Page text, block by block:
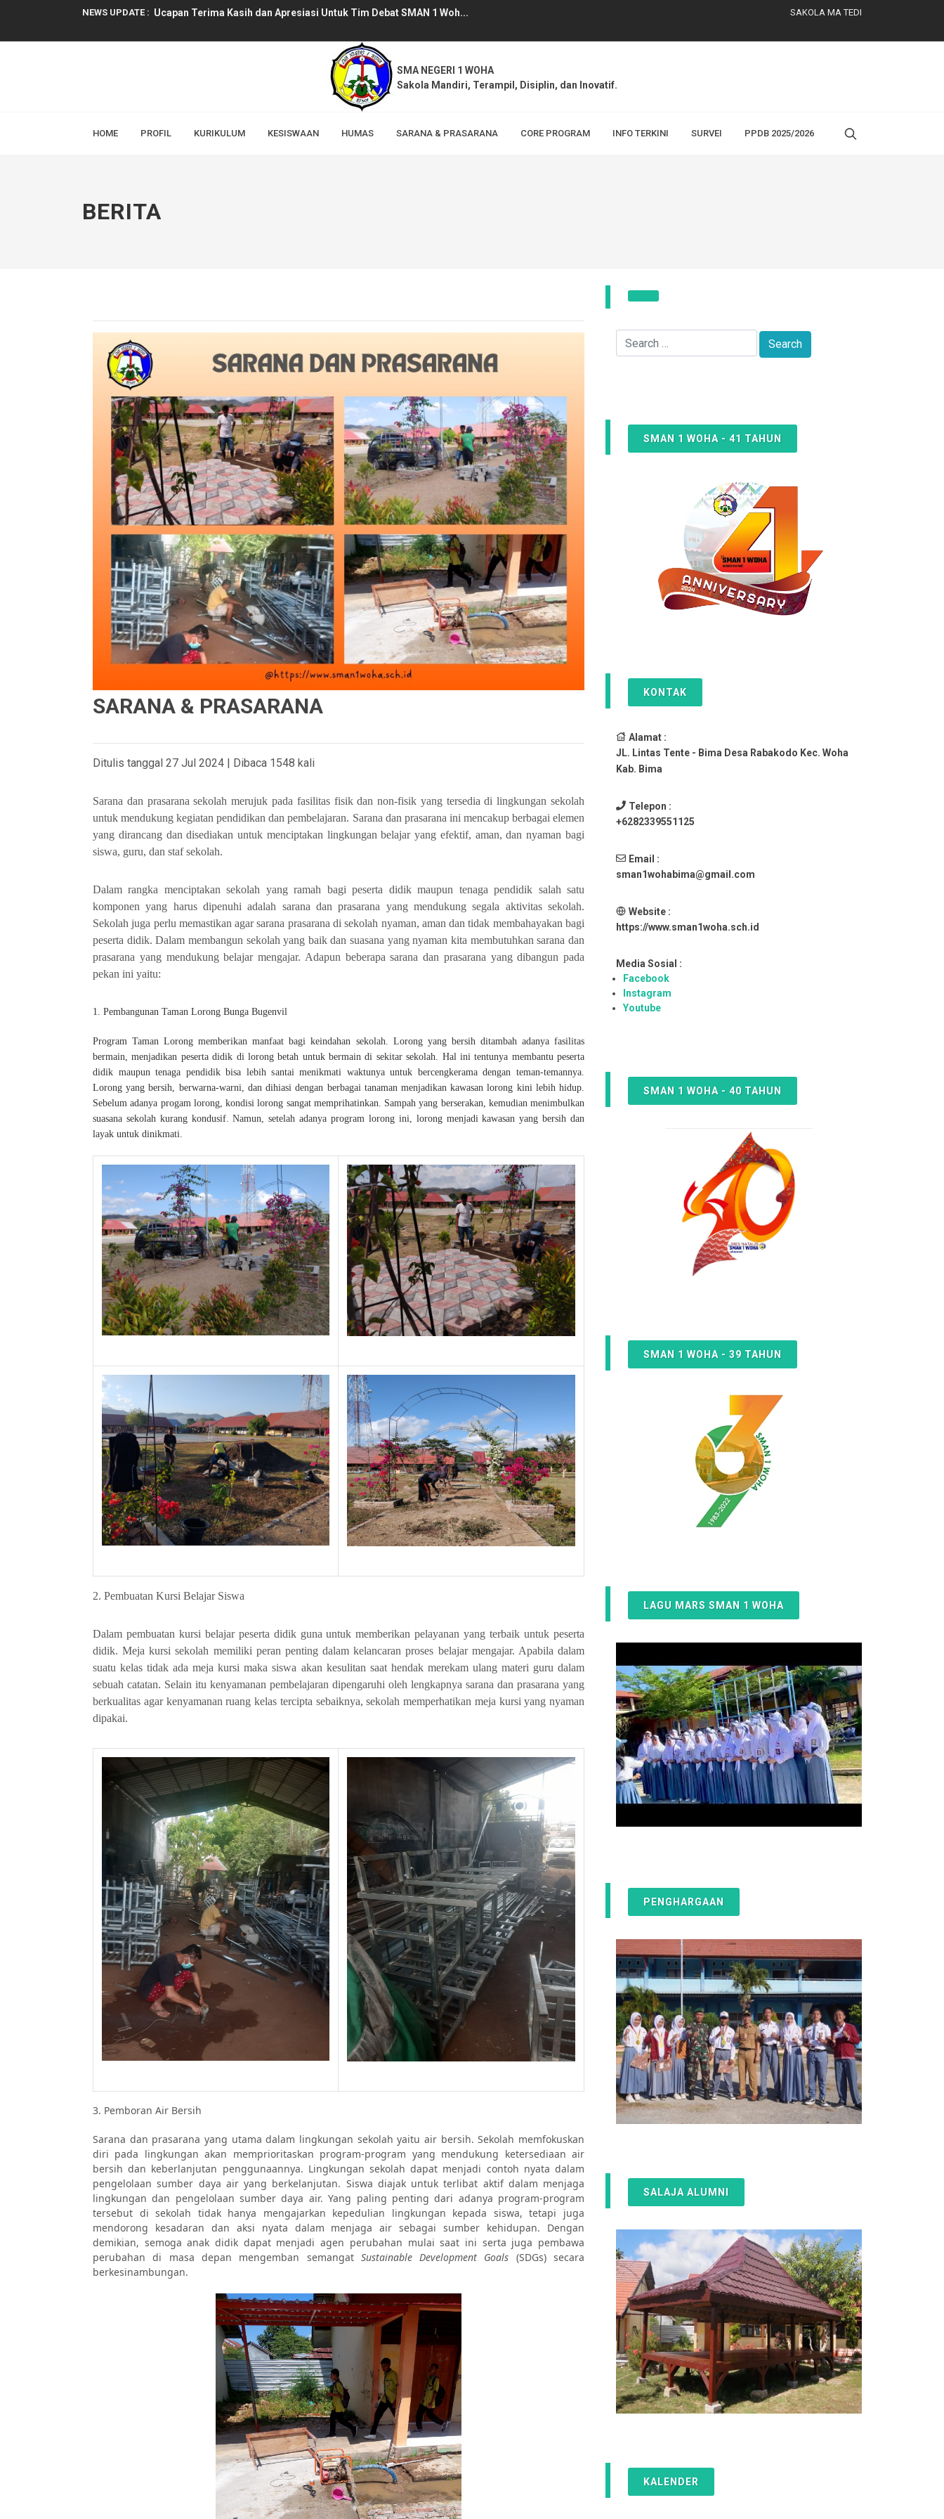
NEWS UPDATE : Ucapan Terima Kasih dan Apresiasi Untuk Tim Debat SMAN 1 Woh...
Rapat Pembagian Tugas Guru dan Pegawai SMAN 1 Woha Tahun Pe...
Selamat Datang Peserta Didik Baru SMAN 1 Woha, Pelaksanaan M...
Alhamdulillah, Website SMAN 1 Woha berhasil memperoleh Serti...
Forum Orang Tua Murid Baru SMAN 1 Woha Tahun Pelajaran 2026/...
Pembukaan Pendaftaran Jalur Domisili SPMB Tahun Pelajaran 20...
SAKOLA MA TEDI
SMA NEGERI 1 WOHA
Sakola Mandiri, Terampil, Disiplin, dan Inovatif.
HOME PROFIL KURIKULUM KESISWAAN HUMAS SARANA & PRASARANA CORE PROGRAM INFO TERKINI SURVEI PPDB 2025/2026
BERITA
SARANA & PRASARANA
Ditulis tanggal 27 Jul 2024 | Dibaca 1548 kali
Sarana dan prasarana sekolah merujuk pada fasilitas fisik dan non-fisik yang tersedia di lingkungan sekolah
untuk mendukung kegiatan pendidikan dan pembelajaran. Sarana dan prasarana ini mencakup berbagai elemen
yang dirancang dan disediakan untuk menciptakan lingkungan belajar yang efektif, aman, dan nyaman bagi
siswa, guru, dan staf sekolah.
Dalam rangka menciptakan sekolah yang ramah bagi peserta didik maupun tenaga pendidik salah satu
komponen yang harus dipenuhi adalah sarana dan prasarana yang mendukung segala aktivitas sekolah.
Sekolah juga perlu memastikan agar sarana prasarana di sekolah nyaman, aman dan tidak membahayakan bagi
peserta didik. Dalam membangun sekolah yang baik dan suasana yang nyaman kita membutuhkan sarana dan
prasarana yang mendukung belajar mengajar. Adapun beberapa sarana dan prasarana yang dibangun pada
pekan ini yaitu:
1. Pembangunan Taman Lorong Bunga Bugenvil
Program Taman Lorong memberikan manfaat bagi keindahan sekolah. Lorong yang bersih ditambah adanya fasilitas
bermain, menjadikan peserta didik di lorong betah untuk bermain di sekitar sekolah. Hal ini tentunya membantu peserta
didik maupun tenaga pendidik bisa lebih santai menikmati waktunya untuk bercengkerama dengan teman-temannya.
Lorong yang bersih, berwarna-warni, dan dihiasi dengan berbagai tanaman menjadikan kawasan lorong kini lebih hidup.
Sebelum adanya progam lorong, kondisi lorong sangat memprihatinkan. Sampah yang berserakan, kemudian menimbulkan
suasana sekolah kurang kondusif. Namun, setelah adanya program lorong ini, lorong menjadi kawasan yang bersih dan
layak untuk dinikmati.
2. Pembuatan Kursi Belajar Siswa
Dalam pembuatan kursi belajar peserta didik guna untuk memberikan pelayanan yang terbaik untuk peserta
didik. Meja kursi sekolah memiliki peran penting dalam kelancaran proses belajar mengajar. Apabila dalam
suatu kelas tidak ada meja kursi maka siswa akan kesulitan saat hendak merekam ulang materi guru dalam
sebuah catatan. Selain itu kenyamanan pembelajaran dipengaruhi oleh lengkapnya sarana dan prasarana yang
berkualitas agar kenyamanan ruang kelas tercipta sebaiknya, sekolah memperhatikan meja kursi yang nyaman
dipakai.
3. Pemboran Air Bersih
Sarana dan prasarana yang utama dalam lingkungan sekolah yaitu air bersih. Sekolah memfokuskan
diri pada lingkungan akan memprioritaskan program-program yang mendukung ketersediaan air
bersih dan keberlanjutan penggunaannya. Lingkungan sekolah dapat menjadi contoh nyata dalam
pengelolaan sumber daya air yang berkelanjutan. Siswa diajak untuk terlibat aktif dalam menjaga
lingkungan dan pengelolaan sumber daya air. Yang paling penting dari adanya program-program
tersebut di sekolah tidak hanya mengajarkan kepedulian lingkungan kepada siswa, tetapi juga
mendorong kesadaran dan aksi nyata dalam menjaga air sebagai sumber kehidupan. Dengan
demikian, semoga anak didik dapat menjadi agen perubahan mulai saat ini serta juga pembawa
perubahan di masa depan mengemban semangat Sustainable Development Goals (SDGs) secara
berkesinambungan.
SMAN 1 WOHA - 41 TAHUN
KONTAK
Alamat :
JL. Lintas Tente - Bima Desa Rabakodo Kec. Woha
Kab. Bima
Telepon :
+6282339551125
Email :
sman1wohabima@gmail.com
Website :
https://www.sman1woha.sch.id
Media Sosial :
Facebook
Instagram
Youtube
SMAN 1 WOHA - 40 TAHUN
SMAN 1 WOHA - 39 TAHUN
LAGU MARS SMAN 1 WOHA
PENGHARGAAN
SALAJA ALUMNI
KALENDER